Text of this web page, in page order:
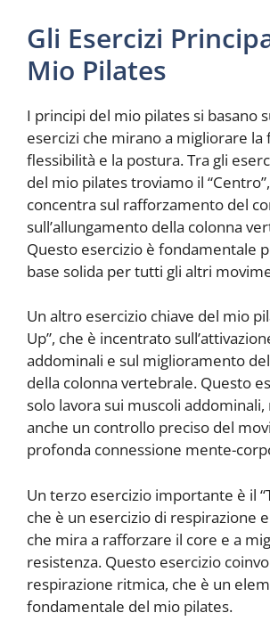
Gli Esercizi
Mio Pilates
I principi del mio pilates si basano
esercizi che mirano a migliorare la
flessibilità e la postura. Tra gli
del mio pilates troviamo il
concentra sul rafforzamento del
sull’allungamento della colonna
Questo esercizio è fondamentale
base solida per tutti gli altri
Un altro esercizio chiave del mio
Up”, che è incentrato
addominali e sul miglioramento
della colonna vertebrale. Questo
solo lavora sui muscoli
anche un controllo preciso del
profonda connessione mente-
Un terzo esercizio importante è il
che è un esercizio di respirazione
che mira a rafforzare il core e a
resistenza. Questo esercizio
respirazione ritmica, che è un
fondamentale del mio pilates.